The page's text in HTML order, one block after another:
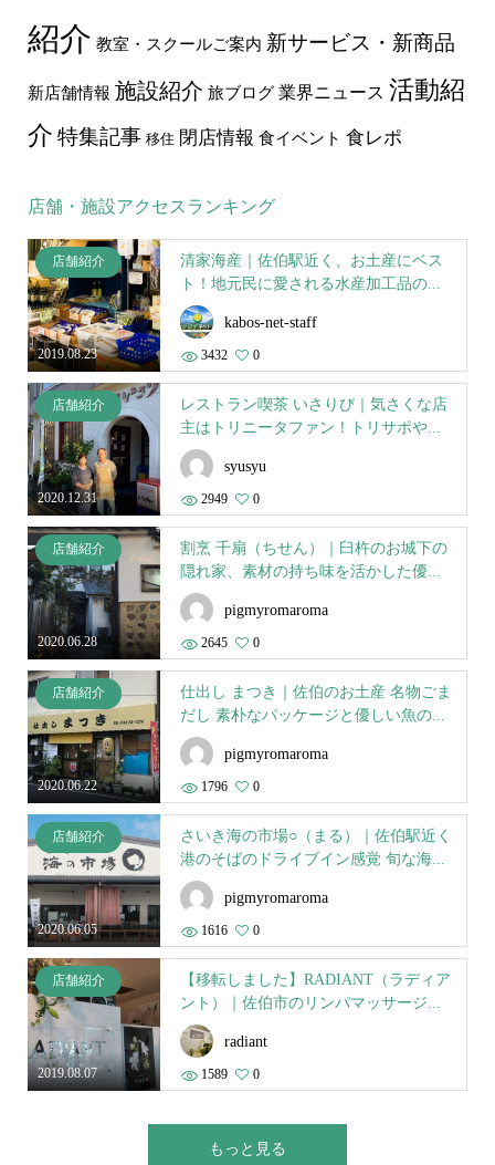
紹介 教室・スクールご案内 新サービス・新商品
新店舗情報 施設紹介 旅ブログ 業界ニュース 活動紹
介 特集記事 移住 閉店情報 食イベント 食レポ
店舗・施設アクセスランキング
2019.08.23
店舗紹介
清家海産｜佐伯駅近く、お土産にベス
ト！地元民に愛される水産加工品の...
kabos-net-staff
3432 0
2020.12.31
店舗紹介
レストラン喫茶 いさりび｜気さくな店
主はトリニータファン！トリサポや...
syusyu
2949 0
2020.06.28
店舗紹介
割烹 千扇（ちせん）｜臼杵のお城下の
隠れ家、素材の持ち味を活かした優...
pigmyromaroma
2645 0
2020.06.22
店舗紹介
仕出し まつき｜佐伯のお土産 名物ごま
だし 素朴なパッケージと優しい魚の...
pigmyromaroma
1796 0
2020.06.05
店舗紹介
さいき海の市場○（まる）｜佐伯駅近く
港のそばのドライブイン感覚 旬な海...
pigmyromaroma
1616 0
2019.08.07
店舗紹介
【移転しました】RADIANT（ラディア
ント）｜佐伯市のリンパマッサージ...
radiant
1589 0
もっと見る